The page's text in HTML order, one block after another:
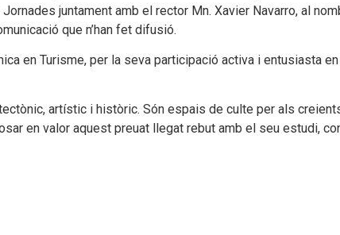
juntament amb el rector Mn. Xavier Navarro, al
que n’han fet difusió.
en Turisme, per la seva participació activa i entusiasta en
artístic i històric. Són espais de culte per als
en valor aquest preuat llegat rebut amb el seu estudi,